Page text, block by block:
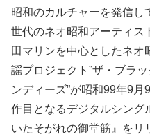
昭和のカルチャーを発信し
世代のネオ昭和アーティス
田マリンを中心としたネオ
謡プロジェクト”ザ・ブラッ
ンディーズ”が昭和99年9月
作目となるデジタルシング
いたそがれの御堂筋』をリ